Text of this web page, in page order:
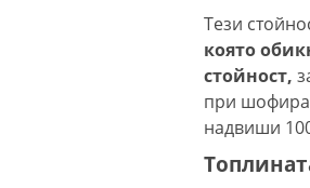
Тези
която
стойност,
при
надвиши